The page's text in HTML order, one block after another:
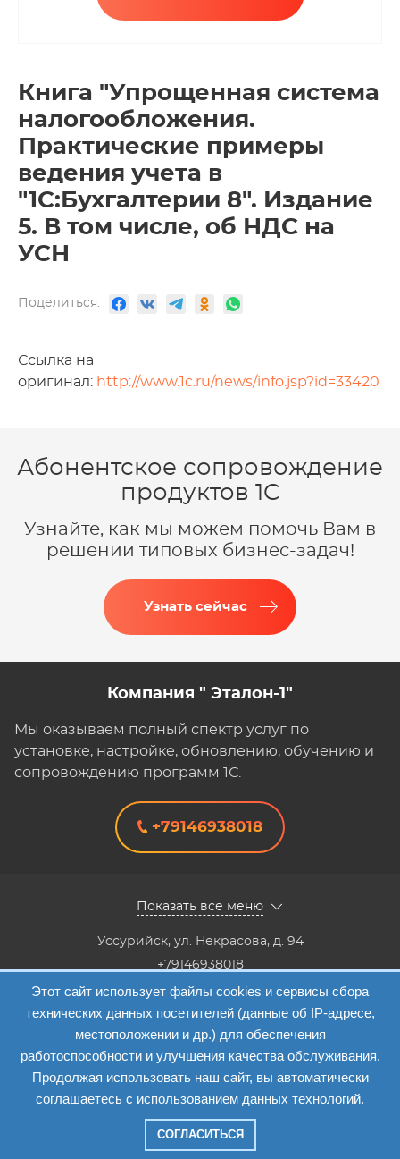
Этот сайт использует файлы cookies и сервисы сбора
технических данных посетителей (данные об IP-адресе,
местоположении и др.) для обеспечения
работоспособности и улучшения качества обслуживания.
Продолжая использовать наш сайт, вы автоматически
соглашаетесь с использованием данных технологий.
СОГЛАСИТЬСЯ
Книга "Упрощенная система
налогообложения.
Практические примеры
ведения учета в
"1С:Бухгалтерии 8". Издание
5. В том числе, об НДС на
УСН
Поделиться:
Ссылка на
оригинал: http://www.1c.ru/news/info.jsp?id=33420
Абонентское сопровождение
продуктов 1C
Узнайте, как мы можем помочь Вам в
решении типовых бизнес-задач!
Узнать сейчас
Компания " Эталон-1"
Мы оказываем полный спектр услуг по
установке, настройке, обновлению, обучению и
сопровождению программ 1С.
+79146938018
Показать все меню
Уссурийск, ул. Некрасова, д. 94
+79146938018
8(4234) 333-147, 8(4234) 333-818,8(4234) 38-40-20,8(4234)